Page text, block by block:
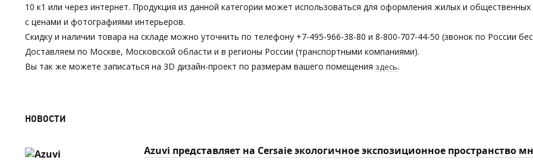
10 к1 или через интернет. Продукция из данной категории может использоваться для оформления жилых и
с ценами и фотографиями интерьеров.
Скидку и наличии товара на складе можно уточнить по телефону +7-495-966-38-80 и 8-800-707-44-50 (звонок по России
Доставляем по Москве, Московской области и в регионы России (транспортными компаниями).
Вы так же можете записаться на 3D дизайн-проект по размерам вашего помещения здесь.
НОВОСТИ
Azuvi представляет на Cersaie экологичное экспозиционное пространство